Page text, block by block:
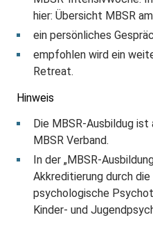
hier: Übersicht MBSR
ein persönliches
empfohlen wird ein
Retreat.
Hinweis
Die MBSR-Ausbildug
MBSR Verband.
In der „MBSR-
Akkreditierung durch
psychologische
Kinder- und